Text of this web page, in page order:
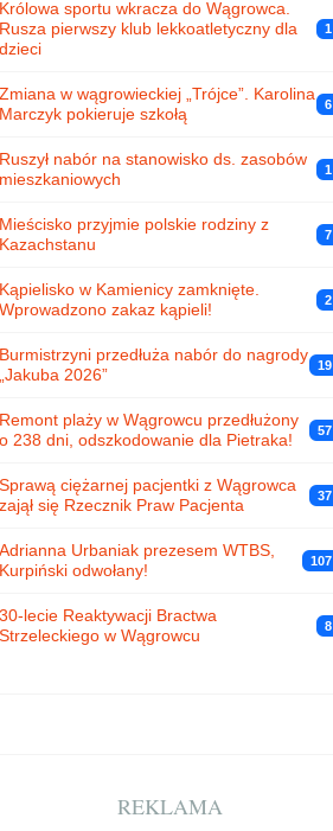
Królowa sportu wkracza do Wągrowca.
Rusza pierwszy klub lekkoatletyczny dla
dzieci
1
Zmiana w wągrowieckiej „Trójce”. Karolina
Marczyk pokieruje szkołą
6
Ruszył nabór na stanowisko ds. zasobów
mieszkaniowych
1
Mieścisko przyjmie polskie rodziny z
Kazachstanu
7
Kąpielisko w Kamienicy zamknięte.
Wprowadzono zakaz kąpieli!
2
Burmistrzyni przedłuża nabór do nagrody
„Jakuba 2026”
19
Remont plaży w Wągrowcu przedłużony
o 238 dni, odszkodowanie dla Pietraka!
57
Sprawą ciężarnej pacjentki z Wągrowca
zajął się Rzecznik Praw Pacjenta
37
Adrianna Urbaniak prezesem WTBS,
Kurpiński odwołany!
107
30-lecie Reaktywacji Bractwa
Strzeleckiego w Wągrowcu
8
REKLAMA